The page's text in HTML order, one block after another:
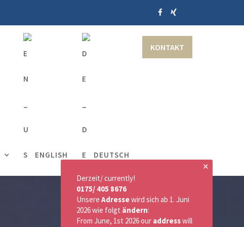
KONTAKT
ENGLISH DEUTSCH
✕
Derzeit/ currently!
0175/ 405 8676
Unsere Adressewird sich ab 1. Juni
2026 wie folgt ändern:
From June, 1st 2026 our addresswill